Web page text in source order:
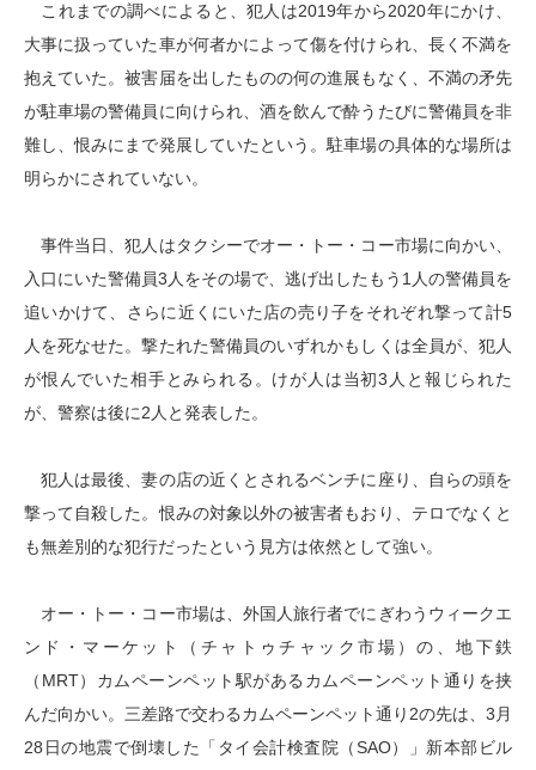
これまでの調べによると、犯人は2019年から2020年にかけ、
大事に扱っていた車が何者かによって傷を付けられ、長く不満を
抱えていた。被害届を出したものの何の進展もなく、不満の矛先
が駐車場の警備員に向けられ、酒を飲んで酔うたびに警備員を非
難し、恨みにまで発展していたという。駐車場の具体的な場所は
明らかにされていない。
事件当日、犯人はタクシーでオー・トー・コー市場に向かい、
入口にいた警備員3人をその場で、逃げ出したもう1人の警備員を
追いかけて、さらに近くにいた店の売り子をそれぞれ撃って計5
人を死なせた。撃たれた警備員のいずれかもしくは全員が、犯人
が恨んでいた相手とみられる。けが人は当初3人と報じられた
が、警察は後に2人と発表した。
犯人は最後、妻の店の近くとされるベンチに座り、自らの頭を
撃って自殺した。恨みの対象以外の被害者もおり、テロでなくと
も無差別的な犯行だったという見方は依然として強い。
オー・トー・コー市場は、外国人旅行者でにぎわうウィークエ
ンド・マーケット（チャトゥチャック市場）の、地下鉄
（MRT）カムペーンペット駅があるカムペーンペット通りを挟
んだ向かい。三差路で交わるカムペーンペット通り2の先は、3月
28日の地震で倒壊した「タイ会計検査院（SAO）」新本部ビル